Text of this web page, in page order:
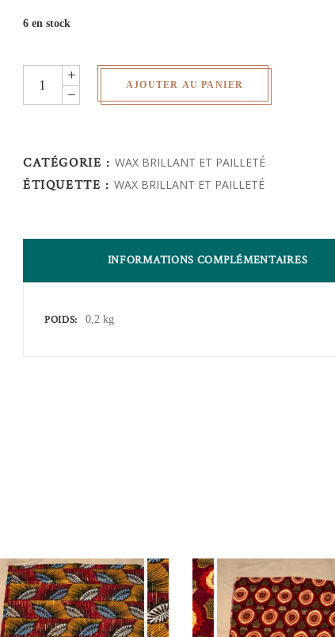
6 en stock
yard
quantity
AJOUTER AU PANIER
CATÉGORIE :WAX BRILLANT ET PAILLETÉ
ÉTIQUETTE :WAX BRILLANT ET PAILLETÉ
INFORMATIONS COMPLÉMENTAIRES
POIDS 0,2 kg